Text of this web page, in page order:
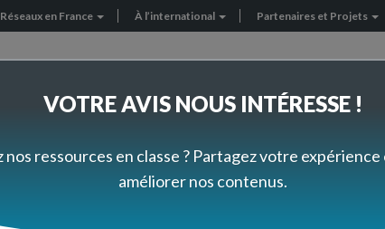
Réseaux en France À l’international Partenaires et Projets
VOTRE AVIS NOUS INTÉRESSE !
nos ressources en classe ? Partagez votre expérience
améliorer nos contenus.